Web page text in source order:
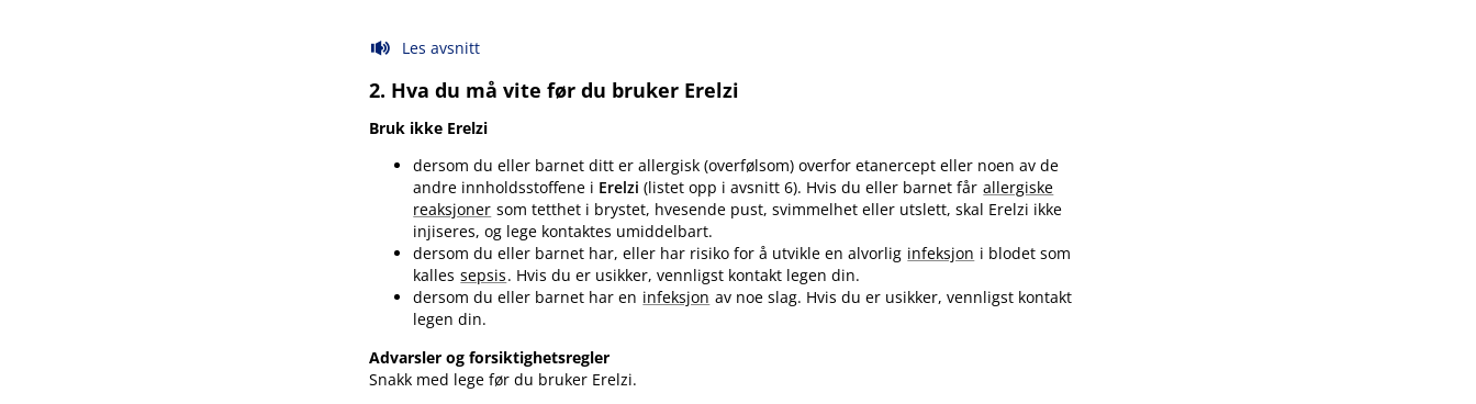
Les avsnitt
2. Hva du må vite før du bruker Erelzi
Bruk ikke Erelzi
dersom du eller barnet ditt er allergisk (overfølsom) overfor etanercept eller noen av de
andre innholdsstoffene i Erelzi(listet opp i avsnitt 6). Hvis du eller barnet får allergiske
reaksjoner som tetthet i brystet, hvesende pust, svimmelhet eller utslett, skal Erelzi ikke
injiseres, og lege kontaktes umiddelbart.
dersom du eller barnet har, eller har risiko for å utvikle en alvorlig infeksjon i blodet som
kalles sepsis. Hvis du er usikker, vennligst kontakt legen din.
dersom du eller barnet har en infeksjon av noe slag. Hvis du er usikker, vennligst kontakt
legen din.
Advarsler og forsiktighetsregler
Snakk med lege før du bruker Erelzi.